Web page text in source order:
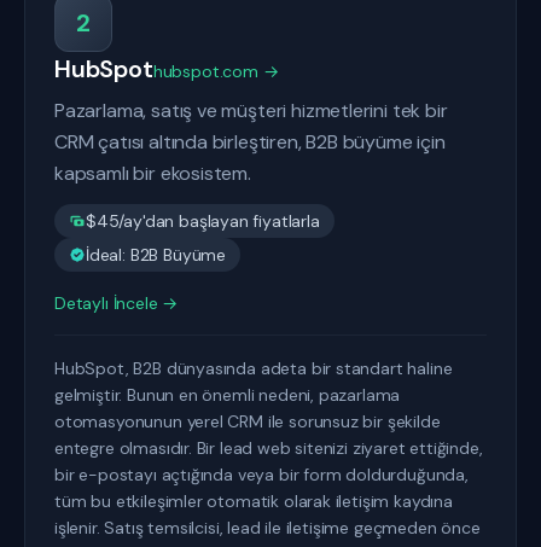
2
HubSpothubspot.com →
Pazarlama, satış ve müşteri hizmetlerini tek bir
CRM çatısı altında birleştiren, B2B büyüme için
kapsamlı bir ekosistem.
$45/ay'dan başlayan fiyatlarla
İdeal: B2B Büyüme
Detaylı İncele →
HubSpot, B2B dünyasında adeta bir standart haline
gelmiştir. Bunun en önemli nedeni, pazarlama
otomasyonunun yerel CRM ile sorunsuz bir şekilde
entegre olmasıdır. Bir lead web sitenizi ziyaret ettiğinde,
bir e-postayı açtığında veya bir form doldurduğunda,
tüm bu etkileşimler otomatik olarak iletişim kaydına
işlenir. Satış temsilcisi, lead ile iletişime geçmeden önce